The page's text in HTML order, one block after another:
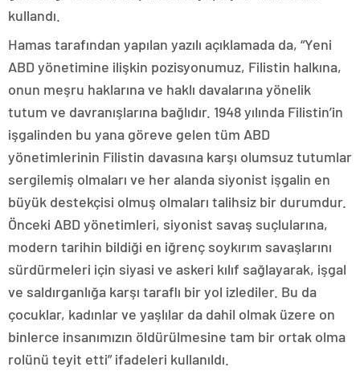
kullandı.
Hamas tarafından yapılan yazılı açıklamada da, “Yeni
ABD yönetimine ilişkin pozisyonumuz, Filistin halkına,
onun meşru haklarına ve haklı davalarına yönelik
tutum ve davranışlarına bağlıdır. 1948 yılında Filistin’in
işgalinden bu yana göreve gelen tüm ABD
yönetimlerinin Filistin davasına karşı olumsuz tutumlar
sergilemiş olmaları ve her alanda siyonist işgalin en
büyük destekçisi olmuş olmaları talihsiz bir durumdur.
Önceki ABD yönetimleri, siyonist savaş suçlularına,
modern tarihin bildiği en iğrenç soykırım savaşlarını
sürdürmeleri için siyasi ve askeri kılıf sağlayarak, işgal
ve saldırganlığa karşı taraflı bir yol izlediler. Bu da
çocuklar, kadınlar ve yaşlılar da dahil olmak üzere on
binlerce insanımızın öldürülmesine tam bir ortak olma
rolünü teyit etti” ifadeleri kullanıldı.